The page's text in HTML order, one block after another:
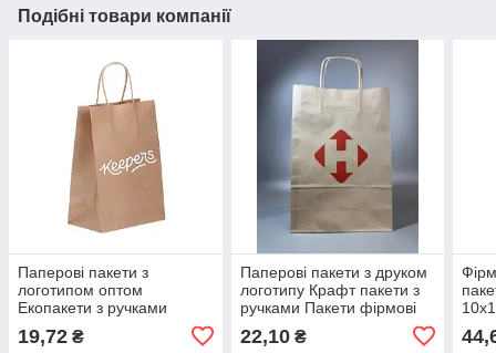
Подібні товари компанії
Паперові пакети з
логотипом оптом
Екопакети з ручками
пакування бурі
19,72 ₴
Паперові пакети з друком
логотипу Крафт пакети з
ручками Пакети фірмові
бурі 320х420х150 мм 100
шт.
22,10₴
або